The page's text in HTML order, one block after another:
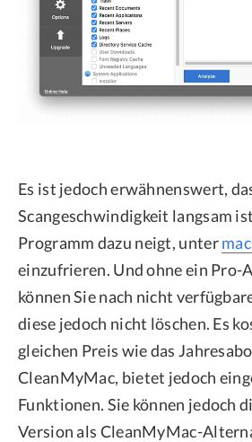
Es ist jedoch erwähnenswert,
Scangeschwindigkeit langsam
Programm dazu neigt, unter
einzufrieren. Und ohne ein Pro-
können Sie nach nicht
diese jedoch nicht löschen. Es
gleichen Preis wie das
CleanMyMac, bietet jedoch
Funktionen. Sie können jedoch
Version als CleanMyMac-